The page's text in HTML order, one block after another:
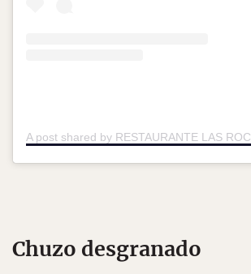
Chuzo desgranado